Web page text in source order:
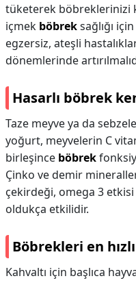
tüketerek böbreklerinizi
içmek böbreksağlığı
egzersiz, ateşli
dönemlerinde
Hasarlı böbrek
Taze meyve ya da
yoğurt, meyvelerin C
birleşince böbrek
Çinko ve demir
çekirdeği, omega 3
oldukça etkilidir.
Böbrekleri en
Kahvaltı için başlıca